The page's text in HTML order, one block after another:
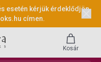
esetén kérjük érdeklődjön
címen.
Kosár